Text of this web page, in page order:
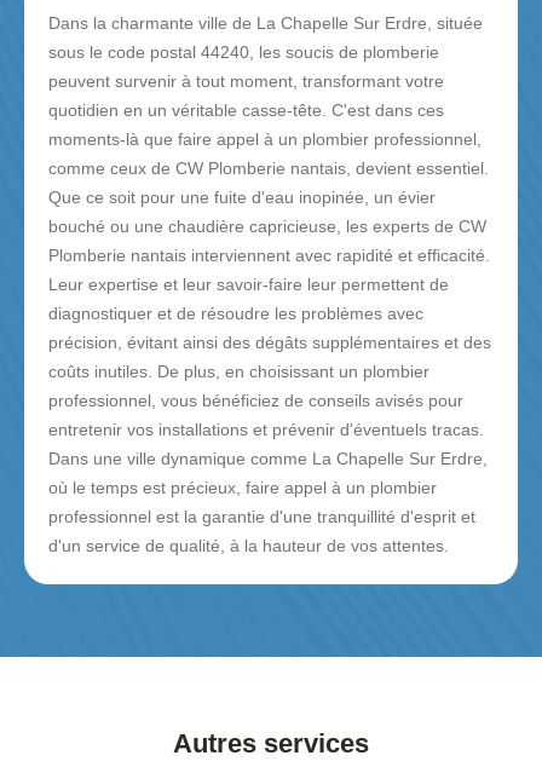
Dans la charmante ville de La Chapelle Sur Erdre, située
sous le code postal 44240, les soucis de plomberie
peuvent survenir à tout moment, transformant votre
quotidien en un véritable casse-tête. C'est dans ces
moments-là que faire appel à un plombier professionnel,
comme ceux de CW Plomberie nantais, devient essentiel.
Que ce soit pour une fuite d'eau inopinée, un évier
bouché ou une chaudière capricieuse, les experts de CW
Plomberie nantais interviennent avec rapidité et efficacité.
Leur expertise et leur savoir-faire leur permettent de
diagnostiquer et de résoudre les problèmes avec
précision, évitant ainsi des dégâts supplémentaires et des
coûts inutiles. De plus, en choisissant un plombier
professionnel, vous bénéficiez de conseils avisés pour
entretenir vos installations et prévenir d'éventuels tracas.
Dans une ville dynamique comme La Chapelle Sur Erdre,
où le temps est précieux, faire appel à un plombier
professionnel est la garantie d'une tranquillité d'esprit et
d'un service de qualité, à la hauteur de vos attentes.
Autres services